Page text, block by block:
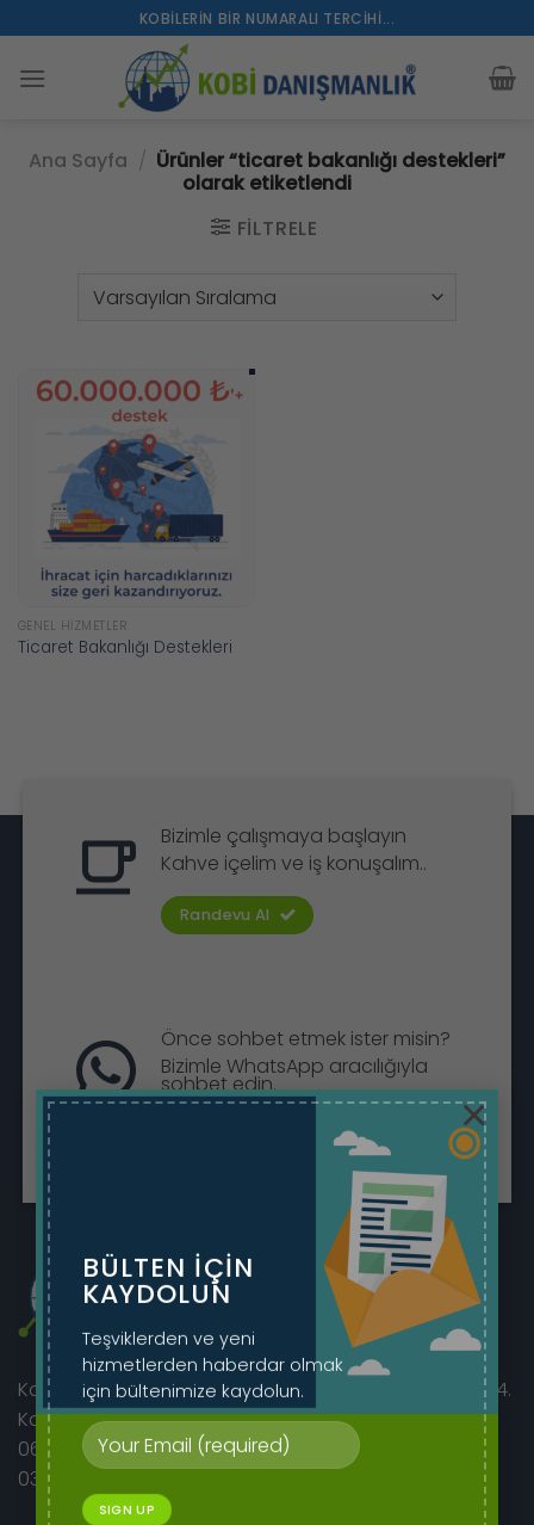
BÜLTEN IÇIN
KAYDOLUN
Teşviklerden ve yeni
hizmetlerden haberdar olmak
için bültenimize kaydolun.
×
atla
KOBILERIN BIR NUMARALI TERCIHI...
Ana Sayfa / Ürünler “ticaret bakanlığı destekleri”
olarak etiketlendi
FILTRELE
GENEL HIZMETLER
Ticaret Bakanlığı Destekleri
Bizimle çalışmaya başlayın
Kahve içelim ve iş konuşalım..
Randevu Al
Önce sohbet etmek ister misin?
Bizimle WhatsApp aracılığıyla
sohbet edin.
Korkutreis Mah. Atatürk Bulvarı sıhhıye merkez iş hanı 4.
Kat No:46/42
06400 Çankaya/Ankara
0312 230 08 52 - 0505 282 60 14